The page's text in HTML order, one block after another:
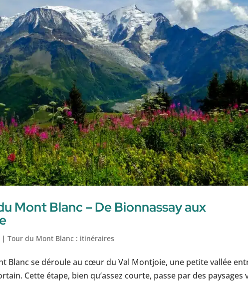
Mont Blanc – De Bionnassay aux
|Tour du Mont Blanc : itinéraires
Blanc se déroule au cœur du Val Montjoie, une petite vallée
Cette étape, bien qu’assez courte, passe par des paysages